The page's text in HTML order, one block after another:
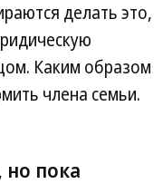
делать это,
Каким образом
члена семьи.
пока